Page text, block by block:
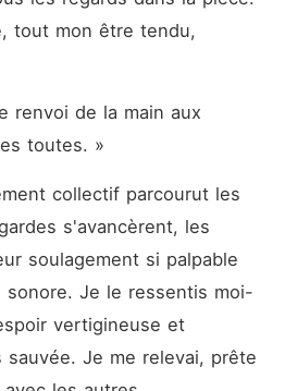
tout mon être tendu,
renvoi de la main aux
toutes. »
collectif parcourut les
s'avancèrent, les
soulagement si palpable
Je le ressentis moi-
vertigineuse et
Je me relevai, prête